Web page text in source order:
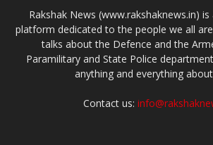
Rakshak News (www.rakshaknews.in)
platform dedicated to the people we all
talks about the Defence and the
Paramilitary and State Police
anything and everything
Contact us: